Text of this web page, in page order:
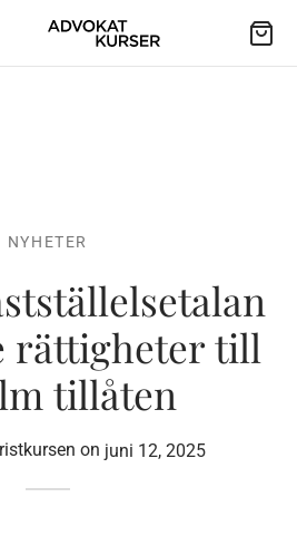
NYHETER
rättigheter till
tillåten
on juni 12, 2025